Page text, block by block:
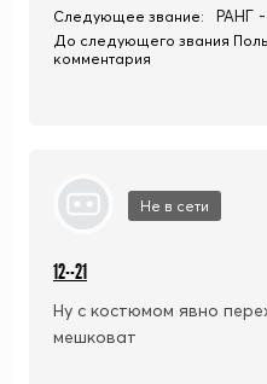
Следующее звание: РАНГ -
До следующего звания
комментария
Не в сети
12--21
Ну с костюмом явно
мешковат